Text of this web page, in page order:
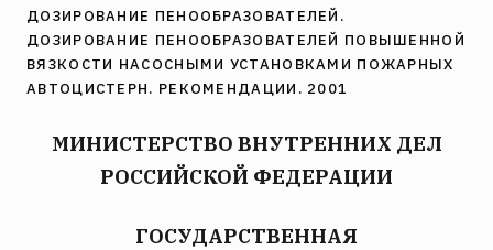
ДОЗИРОВАНИЕ ПЕНООБРАЗОВАТЕЛЕЙ.
ДОЗИРОВАНИЕ ПЕНООБРАЗОВАТЕЛЕЙ ПОВЫШЕННОЙ
ВЯЗКОСТИ НАСОСНЫМИ УСТАНОВКАМИ ПОЖАРНЫХ
АВТОЦИСТЕРН. РЕКОМЕНДАЦИИ. 2001
МИНИСТЕРСТВО ВНУТРЕННИХ ДЕЛ
РОССИЙСКОЙ ФЕДЕРАЦИИ
ГОСУДАРСТВЕННАЯ